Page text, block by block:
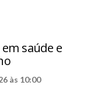
saúde e
às 10:00